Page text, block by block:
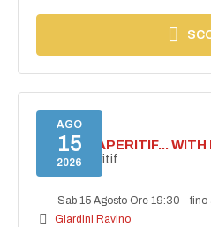
AGO
15
2026
SECRET APERITIF...
Secret aperitif
Sab 15 Agosto Ore 19:30 -fino
Giardini Ravino